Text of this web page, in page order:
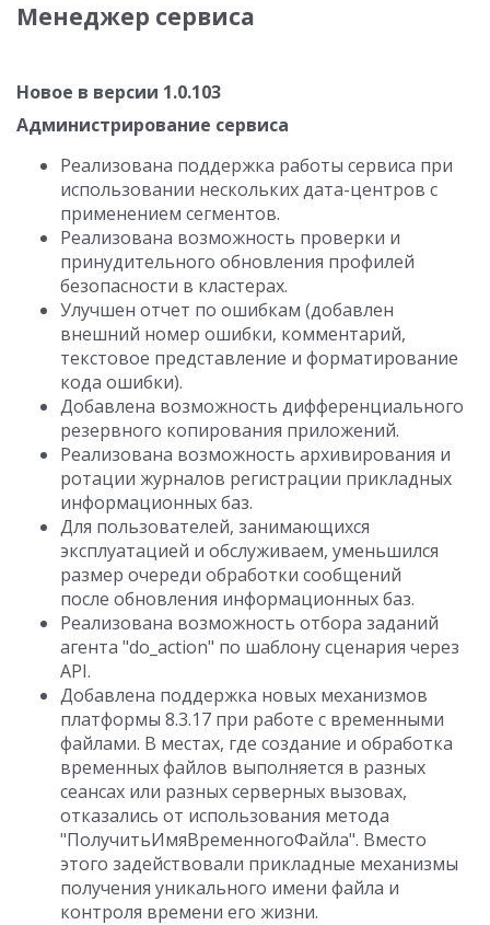
Менеджер сервиса
Новое в версии 1.0.103
Администрирование сервиса
Реализована поддержка работы сервиса при
использовании нескольких дата-центров с
применением сегментов.
Реализована возможность проверки и
принудительного обновления профилей
безопасности в кластерах.
Улучшен отчет по ошибкам (добавлен
внешний номер ошибки, комментарий,
текстовое представление и форматирование
кода ошибки).
Добавлена возможность дифференциального
резервного копирования приложений.
Реализована возможность архивирования и
ротации журналов регистрации прикладных
информационных баз.
Для пользователей, занимающихся
эксплуатацией и обслуживаем, уменьшился
размер очереди обработки сообщений
после обновления информационных баз.
Реализована возможность отбора заданий
агента "do_action" по шаблону сценария через
API.
Добавлена поддержка новых механизмов
платформы 8.3.17 при работе с временными
файлами. В местах, где создание и обработка
временных файлов выполняется в разных
сеансах или разных серверных вызовах,
отказались от использования метода
"ПолучитьИмяВременногоФайла". Вместо
этого задействовали прикладные механизмы
получения уникального имени файла и
контроля времени его жизни.